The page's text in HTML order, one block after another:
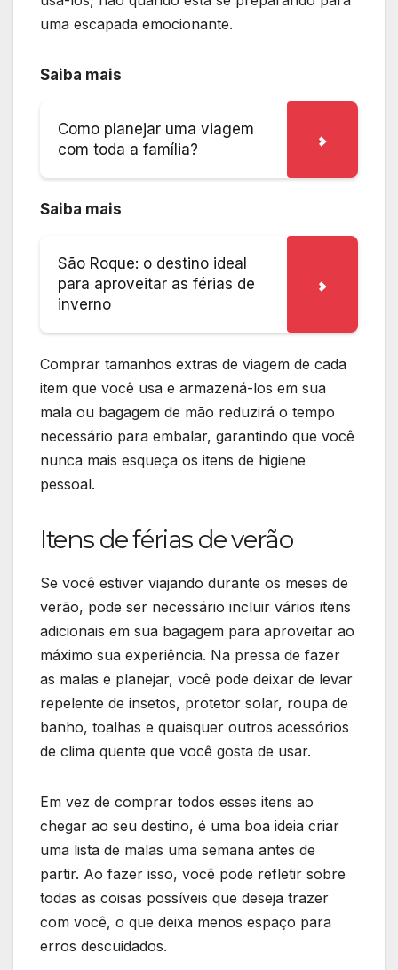
uma escapada emocionante.
Saiba mais
Como planejar uma viagem
com toda a família?
Saiba mais
São Roque: o destino ideal
para aproveitar as férias de
inverno
Comprar tamanhos extras de viagem de cada
item que você usa e armazená-los em sua
mala ou bagagem de mão reduzirá o tempo
necessário para embalar, garantindo que você
nunca mais esqueça os itens de higiene
pessoal.
Itens de férias de verão
Se você estiver viajando durante os meses de
verão, pode ser necessário incluir vários itens
adicionais em sua bagagem para aproveitar ao
máximo sua experiência. Na pressa de fazer
as malas e planejar, você pode deixar de levar
repelente de insetos, protetor solar, roupa de
banho, toalhas e quaisquer outros acessórios
de clima quente que você gosta de usar.
Em vez de comprar todos esses itens ao
chegar ao seu destino, é uma boa ideia criar
uma lista de malas uma semana antes de
partir. Ao fazer isso, você pode refletir sobre
todas as coisas possíveis que deseja trazer
com você, o que deixa menos espaço para
erros descuidados.